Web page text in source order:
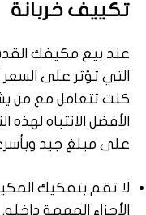
تكييف خربانة
عند بيع مكيفك
التي تؤثر على
كنت تتعامل مع من
الأفضل الانتباه
على مبلغ جيد
لا تقم بتفكيك
الأجزاء المهمة داخله.